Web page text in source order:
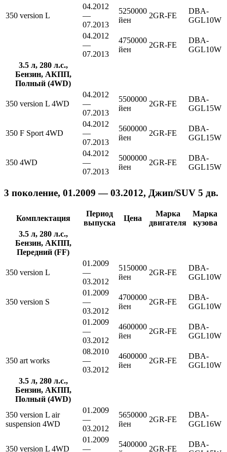
350 version L
04.2012
—
07.2013
5250000
йен
2GR-FE
DBA-
GGL10W
04.2012
—
07.2013
4750000
йен
2GR-FE
DBA-
GGL10W
3.5 л, 280 л.с.,
Бензин, АКПП,
Полный (4WD)
350 version L 4WD
04.2012
—
07.2013
5500000
йен
2GR-FE
DBA-
GGL15W
350 F Sport 4WD
04.2012
—
07.2013
5600000
йен
2GR-FE
DBA-
GGL15W
350 4WD
04.2012
—
07.2013
5000000
йен
2GR-FE
DBA-
GGL15W
3 поколение, 01.2009 — 03.2012, Джип/SUV 5 дв.
Комплектация
Период
выпуска
Цена
Марка
двигателя
Марка
кузова
3.5 л, 280 л.с.,
Бензин, АКПП,
Передний (FF)
350 version L
01.2009
—
03.2012
5150000
йен
2GR-FE
DBA-
GGL10W
350 version S
01.2009
—
03.2012
4700000
йен
2GR-FE
DBA-
GGL10W
01.2009
—
03.2012
4600000
йен
2GR-FE
DBA-
GGL10W
350 art works
08.2010
—
03.2012
4600000
йен
2GR-FE
DBA-
GGL10W
3.5 л, 280 л.с.,
Бензин, АКПП,
Полный (4WD)
350 version L air
suspension 4WD
01.2009
—
03.2012
5650000
йен
2GR-FE
DBA-
GGL16W
350 version L 4WD
01.2009
—
5400000
2GR-FE
DBA-